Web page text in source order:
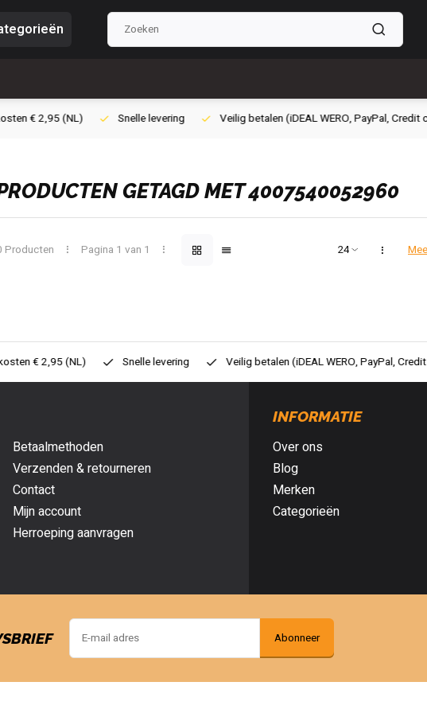
Veilig betalen (iDEAL WERO, PayPal, Credit card of Achteraf betalen)
GETAGD MET 4007540052960
Producten Pagina 1 van 1
Veilig betalen (iDEAL WERO, PayPal, Credit card of Achteraf betalen)
Betaalmethoden
Verzenden & retourneren
Contact
Mijn account
Herroeping aanvragen
INFORMATIE
Over ons
Blog
Merken
Categorieën
Abonneer